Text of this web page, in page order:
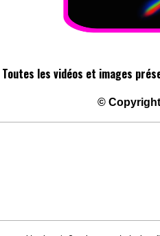
Toutes les vidéos et images
©